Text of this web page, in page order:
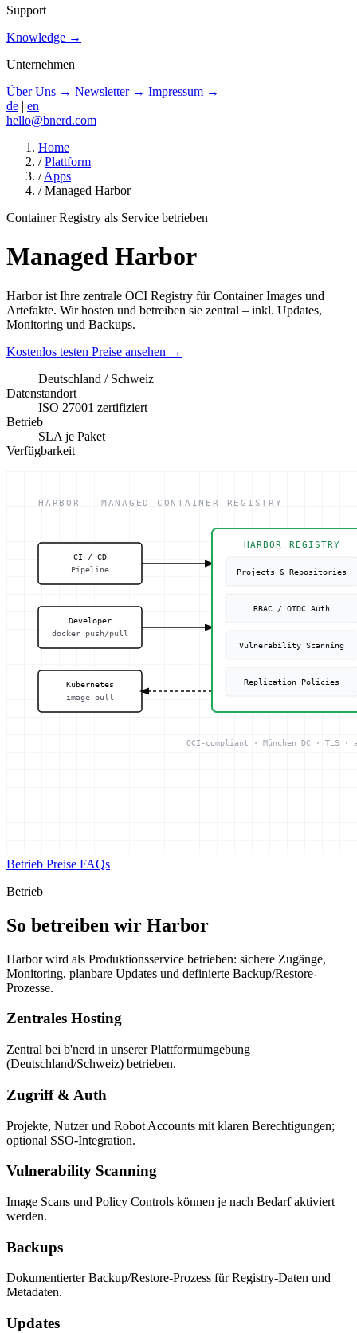
Support
Knowledge →
Unternehmen
Über Uns → Newsletter → Impressum →
de | en
hello@bnerd.com
Home
/ Plattform
/ Apps
/ Managed Harbor
Container Registry als Service betrieben
Managed Harbor
Harbor ist Ihre zentrale OCI Registry für Container Images und
Artefakte. Wir hosten und betreiben sie zentral – inkl. Updates,
Monitoring und Backups.
Kostenlos testen Preise ansehen →
Deutschland / Schweiz
Datenstandort
ISO 27001 zertifiziert
Betrieb
SLA je Paket
Verfügbarkeit
Betrieb Preise FAQs
Betrieb
So betreiben wir Harbor
Harbor wird als Produktionsservice betrieben: sichere Zugänge,
Monitoring, planbare Updates und definierte Backup/Restore-
Prozesse.
Zentrales Hosting
Zentral bei b'nerd in unserer Plattformumgebung
(Deutschland/Schweiz) betrieben.
Zugriff & Auth
Projekte, Nutzer und Robot Accounts mit klaren Berechtigungen;
optional SSO-Integration.
Vulnerability Scanning
Image Scans und Policy Controls können je nach Bedarf aktiviert
werden.
Backups
Dokumentierter Backup/Restore-Prozess für Registry-Daten und
Metadaten.
Updates